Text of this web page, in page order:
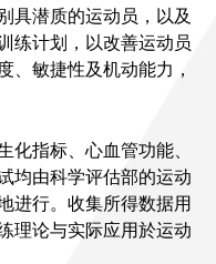
具潜质的运动员，以及
练计划，以改善运动员
、敏捷性及机动能力，
化指标、心血管功能、
均由科学评估部的运动
进行。收集所得数据用
理论与实际应用於运动